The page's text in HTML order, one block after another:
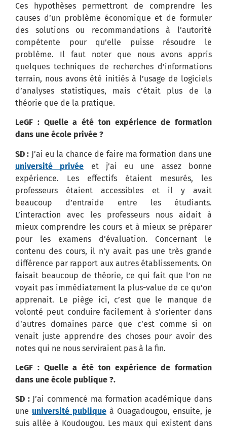
Ces hypothèses permettront de comprendre les
causes d’un problème économique et de formuler
des solutions ou recommandations à l’autorité
compétente pour qu’elle puisse résoudre le
problème. Il faut noter que nous avons appris
quelques techniques de recherches d’informations
terrain, nous avons été initiés à l’usage de logiciels
d’analyses statistiques, mais c’était plus de la
théorie que de la pratique.
LeGF : Quelle a été ton expérience de formation
dans une école privée ?
SD : J’ai eu la chance de faire ma formation dans une
université privée et j’ai eu une assez bonne
expérience. Les effectifs étaient mesurés, les
professeurs étaient accessibles et il y avait
beaucoup d’entraide entre les étudiants.
L’interaction avec les professeurs nous aidait à
mieux comprendre les cours et à mieux se préparer
pour les examens d’évaluation. Concernant le
contenu des cours, il n’y avait pas une très grande
différence par rapport aux autres établissements. On
faisait beaucoup de théorie, ce qui fait que l’on ne
voyait pas immédiatement la plus-value de ce qu’on
apprenait. Le piège ici, c’est que le manque de
volonté peut conduire facilement à s’orienter dans
d’autres domaines parce que c’est comme si on
venait juste apprendre des choses pour avoir des
notes qui ne nous serviraient pas à la fin.
LeGF : Quelle a été ton expérience de formation
dans une école publique ?.
SD :J’ai commencé ma formation académique dans
une université publique à Ouagadougou, ensuite, je
suis allée à Koudougou. Les maux qui existent dans